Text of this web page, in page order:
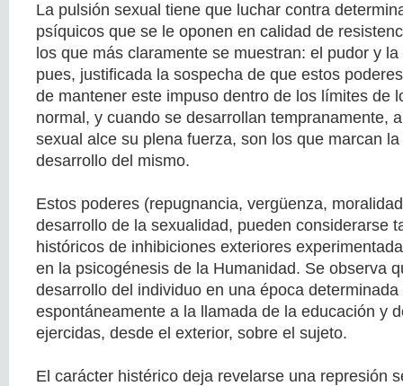
La pulsión sexual tiene que luchar contra
psíquicos que se le oponen en calidad de
los que más claramente se muestran: el pudor y
pues, justificada la sospecha de que estos
de mantener este impuso dentro de los límites de
normal, y cuando se desarrollan tempranamente,
sexual alce su plena fuerza, son los que marcan
desarrollo del mismo.
Estos poderes (repugnancia, vergüenza,
desarrollo de la sexualidad, pueden considerarse
históricos de inhibiciones exteriores
en la psicogénesis de la Humanidad. Se observa
desarrollo del individuo en una época
espontáneamente a la llamada de la educación y
ejercidas, desde el exterior, sobre el sujeto.
El carácter histérico deja revelarse una represión